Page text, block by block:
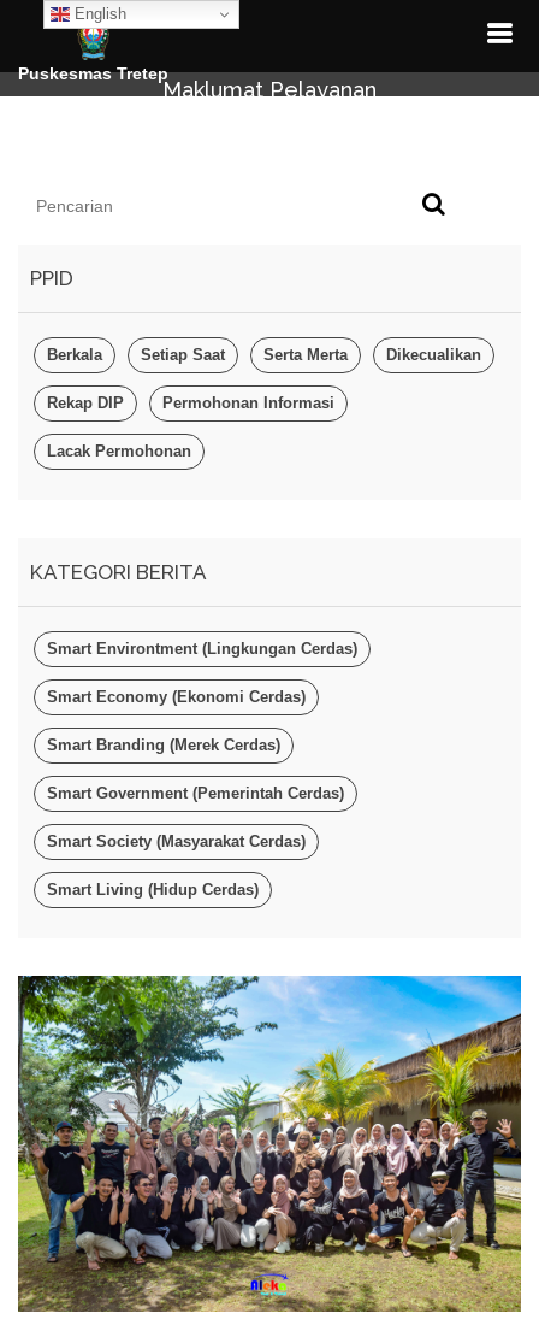
English
Puskesmas Tretep
Maklumat Pelayanan
PPID
Berkala Setiap Saat Serta Merta Dikecualikan
Rekap DIP Permohonan Informasi
Lacak Permohonan
KATEGORI BERITA
Smart Environtment (Lingkungan Cerdas)
Smart Economy (Ekonomi Cerdas)
Smart Branding (Merek Cerdas)
Smart Government (Pemerintah Cerdas)
Smart Society (Masyarakat Cerdas)
Smart Living (Hidup Cerdas)